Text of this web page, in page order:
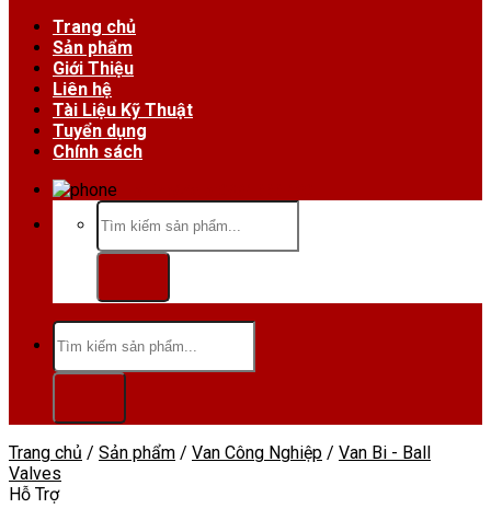
Trang chủ
Sản phẩm
Giới Thiệu
Liên hệ
Tài Liệu Kỹ Thuật
Tuyển dụng
Chính sách
Tìm
kiếm:
Tìm
kiếm:
Trang chủ / Sản phẩm / Van Công Nghiệp / Van Bi - Ball
Valves
Hỗ Trợ